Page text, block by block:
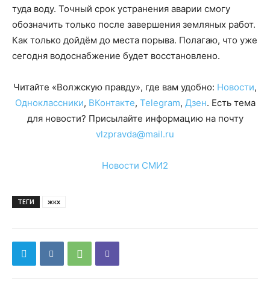
туда воду. Точный срок устранения аварии смогу
обозначить только после завершения земляных работ.
Как только дойдём до места порыва. Полагаю, что уже
сегодня водоснабжение будет восстановлено.
Читайте «Волжскую правду», где вам удобно: Новости,
Одноклассники, ВКонтакте, Telegram, Дзен. Есть тема
для новости? Присылайте информацию на почту
vlzpravda@mail.ru
Новости СМИ2
ТЕГИ жкх